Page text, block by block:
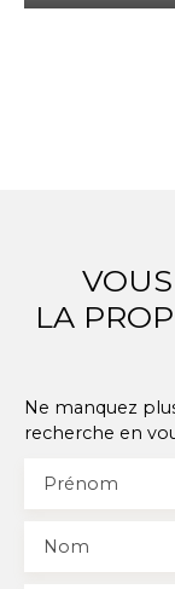
LA
Ne manquez
recherche en
Prénom
Nom